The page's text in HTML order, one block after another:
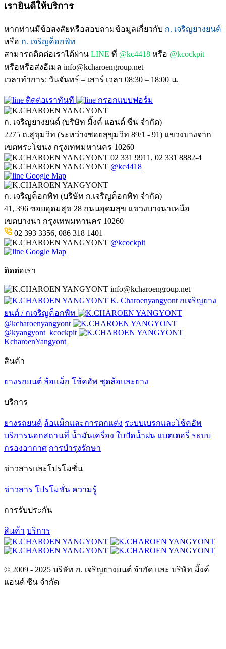
เรายินดีให้บริการ
หากท่านมีข้อสงสัยหรือสอบถามข้อมูลเกี่ยวกับ ก. เจริญยางยนต์
หรือ ก. เจริญค็อกพิท
สามารถติดต่อเราได้ผ่าน LINE ที่ @kc4418 หรือ @kcockpit
หรือหรือส่งอีเมล info@kcharoengroup.net
เวลาทำการ: วันจันทร์ – เสาร์ เวลา 08:30 – 18:00 น.
ติดต่อเราทันที กรอกแบบฟอร์ม
ก. เจริญยางยนต์ (บริษัท มิ้งค์ แอนด์ ซีน จำกัด)
2275 ถ.สุขุมวิท (ระหว่างซอยสุขุมวิท 89/1 - 91) แขวงบางจาก
เขตพระโขนง กรุงเทพมหานคร 10260
02 331 9911, 02 331 8882-4
@kc4418
Google Map
ก. เจริญค็อกพิท (บริษัท ก.เจริญค็อกพิท จำกัด)
41, 396 ซอยอุดมสุข 28 ถนนอุดมสุข แขวงบางนาเหนือ
เขตบางนา กรุงเทพมหานคร 10260
02 393 3356, 086 318 1401
@kcockpit
Google Map
ติดต่อเรา
info@kcharoengroup.net
K. Charoenyangyont กเจริญยาง
ยนต์ / กเจริญค็อกพิท
@kcharoenyangyont
@kyangyont_kcockpit
KcharoenYangyont
สินค้า
ยางรถยนต์ ล้อแม็ก โช้คอัพ ชุดล้อและยาง
บริการ
ยางรถยนต์ ล้อแม็กและการตกแต่ง ระบบเบรกและโช้คอัพ
บริการนอกสถานที่ น้ำมันเครื่อง ใบปัดน้ำฝน แบตเตอรี่ ระบบ
กรองอากาศ การบำรุงรักษา
ข่าวสารและโปรโมชั่น
ข่าวสาร โปรโมชั่น ความรู้
การรับประกัน
สินค้า บริการ
© 2009 - 2025 บริษัท ก. เจริญยางยนต์ จำกัด และ บริษัท มิ้งค์
แอนด์ ซีน จำกัด